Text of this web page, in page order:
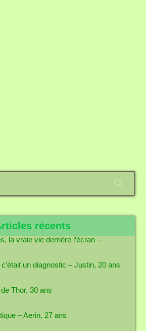
récents
la vraie vie derrière l’écran –
un diagnostic – Justin, 20 ans
Thor, 30 ans
– Aerin, 27 ans